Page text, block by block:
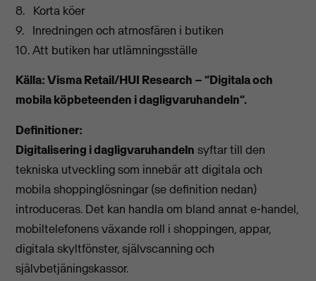
8. Korta köer
9. Inredningen och atmosfären i butiken
10. Att butiken har utlämningsställe
Källa: Visma Retail/HUI Research – ”Digitala och
mobila köpbeteenden i dagligvaruhandeln”.
Definitioner:
Digitalisering i dagligvaruhandeln syftar till den
tekniska utveckling som innebär att digitala och
mobila shoppinglösningar (se definition nedan)
introduceras. Det kan handla om bland annat e-handel,
mobiltelefonens växande roll i shoppingen, appar,
digitala skyltfönster, självscanning och
självbetjäningskassor.